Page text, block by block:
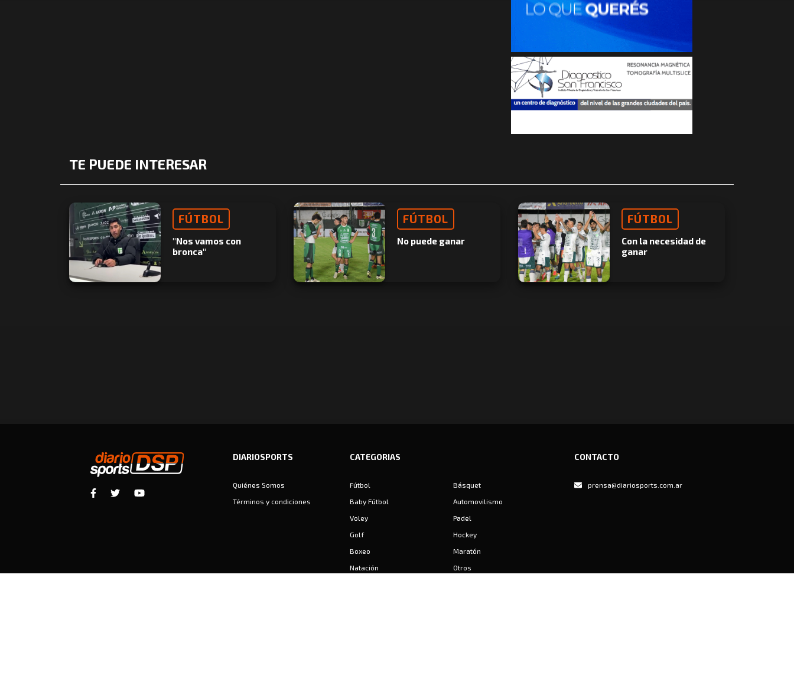
TE PUEDE INTERESAR
FÚTBOL
"Nos vamos con
bronca"
FÚTBOL
No puede ganar
FÚTBOL
Con la necesidad de
ganar
DIARIOSPORTS
Quiénes Somos
Términos y condiciones
CATEGORIAS
Fútbol
Básquet
Baby Fútbol
Automovilismo
Voley
Padel
Golf
Hockey
Boxeo
Maratón
Natación
Otros
CONTACTO
prensa@diariosports.com.ar